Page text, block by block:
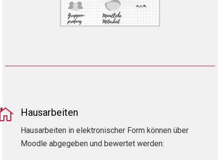
Hausarbeiten
Hausarbeiten in elektronischer Form können über
Moodle abgegeben und bewertet werden: